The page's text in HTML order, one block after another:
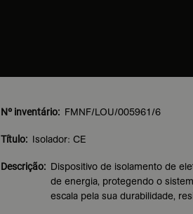
Nº inventário: FMNF/LOU/005961/6
Título: Isolador: CE
Descrição: Dispositivo de isolamento de
de energia, protegendo o
escala pela sua durabilidade,